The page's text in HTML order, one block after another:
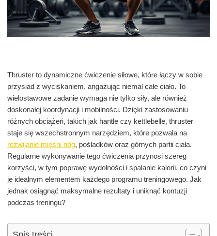
Thruster to dynamiczne ćwiczenie siłowe, które łączy w sobie
przysiad z wyciskaniem, angażując niemal całe ciało. To
wielostawowe zadanie wymaga nie tylko siły, ale również
doskonałej koordynacji i mobilności. Dzięki zastosowaniu
różnych obciążeń, takich jak hantle czy kettlebelle, thruster
staje się wszechstronnym narzędziem, które pozwala na
rozwijanie mięśni nóg, pośladków oraz górnych partii ciała.
Regularne wykonywanie tego ćwiczenia przynosi szereg
korzyści, w tym poprawę wydolności i spalanie kalorii, co czyni
je idealnym elementem każdego programu treningowego. Jak
jednak osiągnąć maksymalne rezultaty i uniknąć kontuzji
podczas treningu?